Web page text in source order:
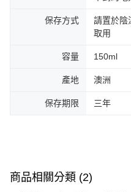
保存方式
請置於陰
取用
容量 150ml
產地 澳洲
保存期限 三年
商品相關分類 (2)